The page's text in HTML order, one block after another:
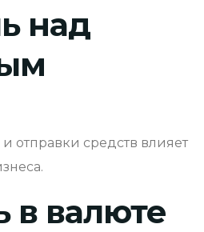
над
отправки средств влияет
в валюте